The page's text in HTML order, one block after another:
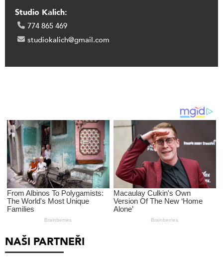
Studio Kalich:
774 865 469
studiokalich@gmail.com
NAŠI PARTNEŘI